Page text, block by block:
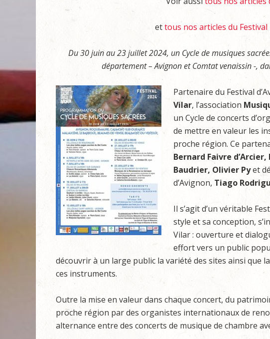
ettous nos articles du Festival
Du 30 juin au 23 juillet 2024, un Cycle de musiques
département – Avignon et Comtat venaissin -,
Partenaire du Festival
Vilar, l’association
un Cycle de concerts
de mettre en valeur les
proche région. Ce
Bernard Faivre
Baudrier, Olivier Pyet
d’Avignon, Tiago
Il s’agit d’un véritable
style et sa conception,
Vilar : ouverture et
effort vers un public
découvrir à un large public la variété des sites ainsi que
ces instruments.
Outre la mise en valeur dans chaque concert, du
proche région par des organistes internationaux de
alternance entre des concerts de musique de chambre